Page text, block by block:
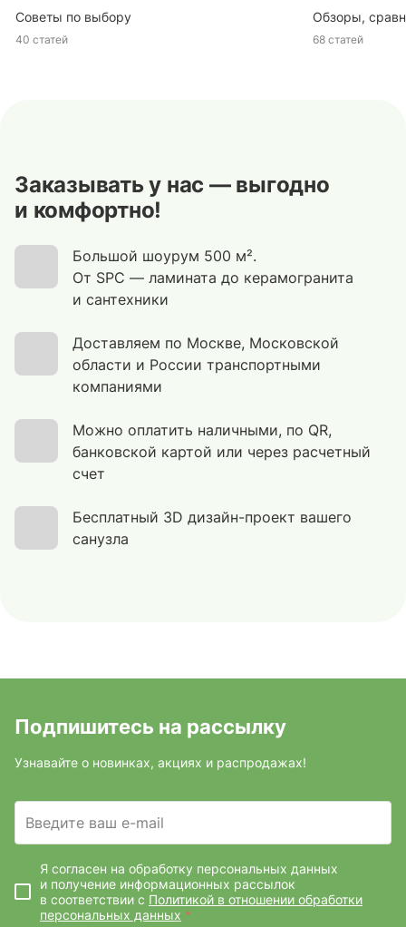
Советы по выбору
40 статей
Обзоры,
68 статей
Заказывать у нас — выгодно
и комфортно!
Большой шоурум 500 м².
От SPC — ламината до керамогранита
и сантехники
Доставляем по Москве, Московской
области и России транспортными
компаниями
Можно оплатить наличными, по QR,
банковской картой или через расчетный
счет
Бесплатный 3D дизайн-проект вашего
санузла
Подпишитесь на рассылку
Узнавайте о новинках, акциях и распродажах!
Введите ваш e-mail
Я согласен на обработку персональных данных
и получение информационных рассылок
в соответствии с Политикой в отношении обработки
персональных данных *